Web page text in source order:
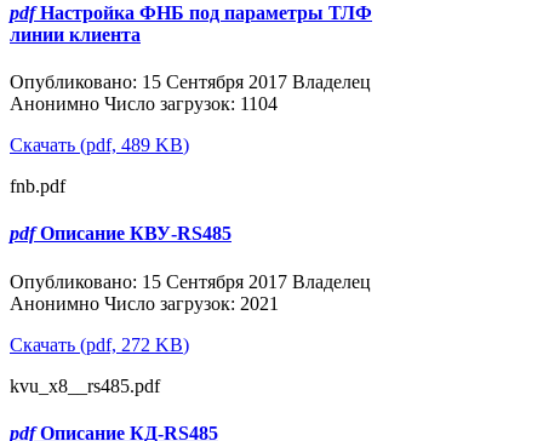
pdf Настройка ФНБ под параметры ТЛФ
линии клиента
Опубликовано: 15 Сентября 2017 Владелец
Анонимно Число загрузок: 1104
Скачать (pdf, 489 KB)
fnb.pdf
pdf Описание КВУ-RS485
Опубликовано: 15 Сентября 2017 Владелец
Анонимно Число загрузок: 2021
Скачать (pdf, 272 KB)
kvu_х8__rs485.pdf
pdf Описание КД-RS485